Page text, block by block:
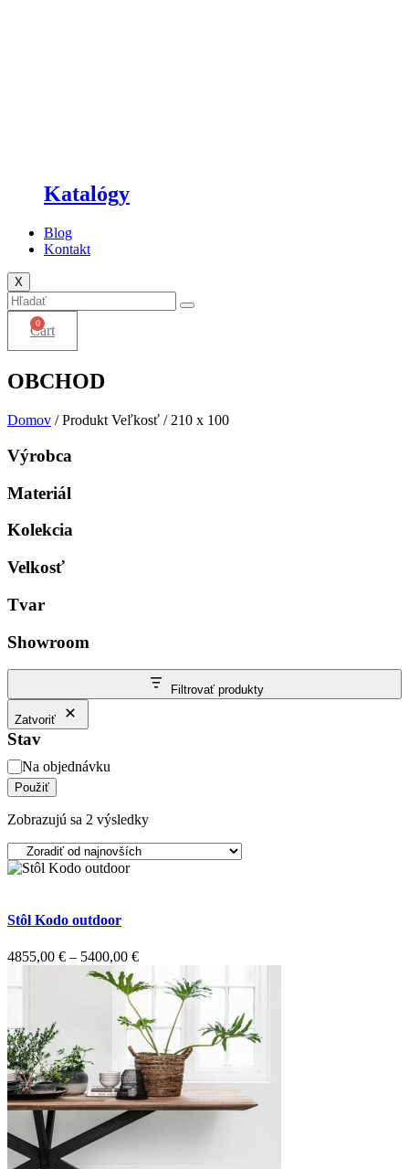
Katalógy
Blog
Kontakt
X
0
Cart
OBCHOD
Domov / Produkt Veľkosť / 210 x 100
Výrobca
Materiál
Kolekcia
Velkosť
Tvar
Showroom
Filtrovať produkty
Zatvoriť
Stav
StavNa objednávku
Použiť
Zobrazujú sa 2 výsledkyZoradené
Stôl Kodo outdoor
4855,00 € – 5400,00 €Price
4855,00 €
through
5400,00 €